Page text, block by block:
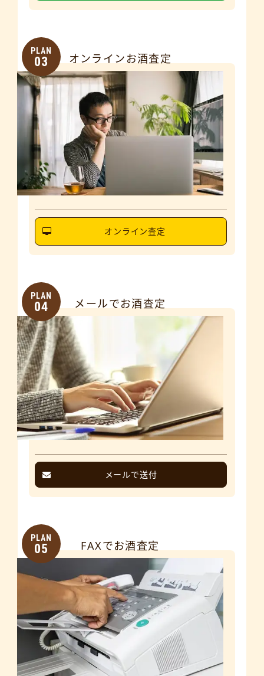
PLAN
03 オンラインお酒査定
オンライン査定
PLAN
04 メールでお酒査定
メールで送付
PLAN
05 FAXでお酒査定